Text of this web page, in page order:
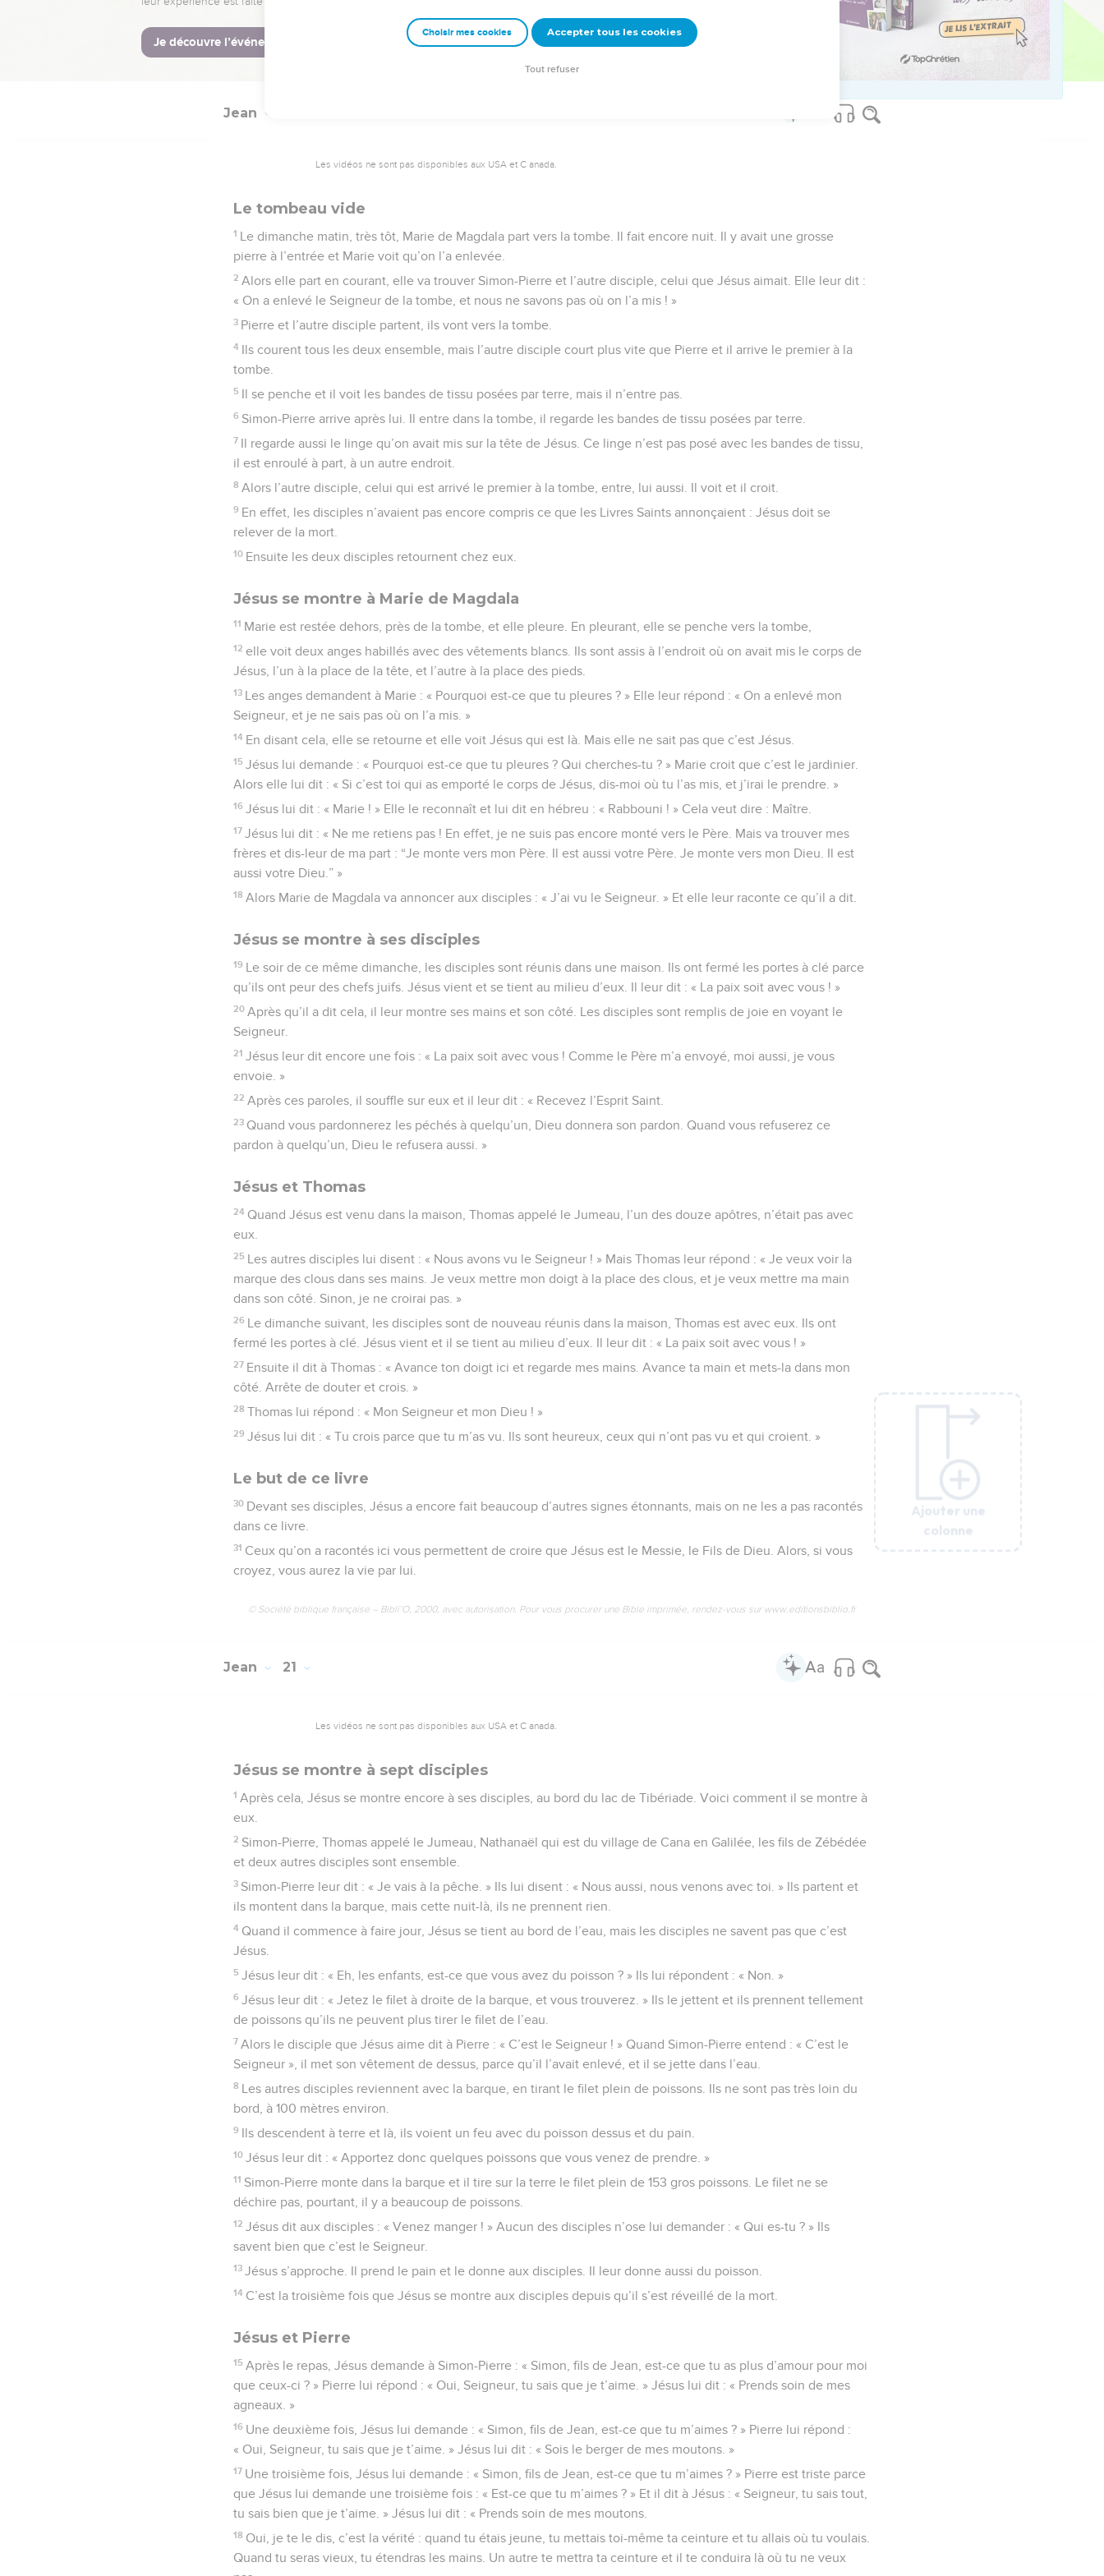
Nicodème mettent Jésus dans cette tombe.
© Société biblique française – Bibli’O, 2000, avec autorisation. Pour vous procurer une Bible imprimée, rendez-vous sur www.editionsbiblio.fr
Ajouter une
colonne
Jean
Les vidéos ne sont pas disponibles aux USA et C anada.
Le tombeau vide
1 Le dimanche matin, très tôt, Marie de Magdala part vers la tombe. Il fait encore nuit. Il y avait une grosse
pierre à l’entrée et Marie voit qu’on l’a enlevée.
2 Alors elle part en courant, elle va trouver Simon-Pierre et l’autre disciple, celui que Jésus aimait. Elle leur dit :
« On a enlevé le Seigneur de la tombe, et nous ne savons pas où on l’a mis ! »
3 Pierre et l’autre disciple partent, ils vont vers la tombe.
4 Ils courent tous les deux ensemble, mais l’autre disciple court plus vite que Pierre et il arrive le premier à la
tombe.
5 Il se penche et il voit les bandes de tissu posées par terre, mais il n’entre pas.
6 Simon-Pierre arrive après lui. Il entre dans la tombe, il regarde les bandes de tissu posées par terre.
7 Il regarde aussi le linge qu’on avait mis sur la tête de Jésus. Ce linge n’est pas posé avec les bandes de tissu,
il est enroulé à part, à un autre endroit.
8 Alors l’autre disciple, celui qui est arrivé le premier à la tombe, entre, lui aussi. Il voit et il croit.
9 En effet, les disciples n’avaient pas encore compris ce que les Livres Saints annonçaient : Jésus doit se
relever de la mort.
10 Ensuite les deux disciples retournent chez eux.
Jésus se montre à Marie de Magdala
11 Marie est restée dehors, près de la tombe, et elle pleure. En pleurant, elle se penche vers la tombe,
12 elle voit deux anges habillés avec des vêtements blancs. Ils sont assis à l’endroit où on avait mis le corps de
Jésus, l’un à la place de la tête, et l’autre à la place des pieds.
13 Les anges demandent à Marie : « Pourquoi est-ce que tu pleures ? » Elle leur répond : « On a enlevé mon
Seigneur, et je ne sais pas où on l’a mis. »
14 En disant cela, elle se retourne et elle voit Jésus qui est là. Mais elle ne sait pas que c’est Jésus.
15 Jésus lui demande : « Pourquoi est-ce que tu pleures ? Qui cherches-tu ? » Marie croit que c’est le jardinier.
Alors elle lui dit : « Si c’est toi qui as emporté le corps de Jésus, dis-moi où tu l’as mis, et j’irai le prendre. »
16 Jésus lui dit : « Marie ! » Elle le reconnaît et lui dit en hébreu : « Rabbouni ! » Cela veut dire : Maître.
17 Jésus lui dit : « Ne me retiens pas ! En effet, je ne suis pas encore monté vers le Père. Mais va trouver mes
frères et dis-leur de ma part : “Je monte vers mon Père. Il est aussi votre Père. Je monte vers mon Dieu. Il est
aussi votre Dieu.” »
18 Alors Marie de Magdala va annoncer aux disciples : « J’ai vu le Seigneur. » Et elle leur raconte ce qu’il a dit.
Jésus se montre à ses disciples
19 Le soir de ce même dimanche, les disciples sont réunis dans une maison. Ils ont fermé les portes à clé parce
qu’ils ont peur des chefs juifs. Jésus vient et se tient au milieu d’eux. Il leur dit : « La paix soit avec vous ! »
20 Après qu’il a dit cela, il leur montre ses mains et son côté. Les disciples sont remplis de joie en voyant le
Seigneur.
21 Jésus leur dit encore une fois : « La paix soit avec vous ! Comme le Père m’a envoyé, moi aussi, je vous
envoie. »
22 Après ces paroles, il souffle sur eux et il leur dit : « Recevez l’Esprit Saint.
23 Quand vous pardonnerez les péchés à quelqu’un, Dieu donnera son pardon. Quand vous refuserez ce
pardon à quelqu’un, Dieu le refusera aussi. »
Jésus et Thomas
24 Quand Jésus est venu dans la maison, Thomas appelé le Jumeau, l’un des douze apôtres, n’était pas avec
eux.
25 Les autres disciples lui disent : « Nous avons vu le Seigneur ! » Mais Thomas leur répond : « Je veux voir la
marque des clous dans ses mains. Je veux mettre mon doigt à la place des clous, et je veux mettre ma main
dans son côté. Sinon, je ne croirai pas. »
26 Le dimanche suivant, les disciples sont de nouveau réunis dans la maison, Thomas est avec eux. Ils ont
fermé les portes à clé. Jésus vient et il se tient au milieu d’eux. Il leur dit : « La paix soit avec vous ! »
27 Ensuite il dit à Thomas : « Avance ton doigt ici et regarde mes mains. Avance ta main et mets-la dans mon
côté. Arrête de douter et crois. »
28 Thomas lui répond : « Mon Seigneur et mon Dieu ! »
29 Jésus lui dit : « Tu crois parce que tu m’as vu. Ils sont heureux, ceux qui n’ont pas vu et qui croient. »
Le but de ce livre
30 Devant ses disciples, Jésus a encore fait beaucoup d’autres signes étonnants, mais on ne les a pas racontés
dans ce livre.
31 Ceux qu’on a racontés ici vous permettent de croire que Jésus est le Messie, le Fils de Dieu. Alors, si vous
croyez, vous aurez la vie par lui.
© Société biblique française – Bibli’O, 2000, avec autorisation. Pour vous procurer une Bible imprimée, rendez-vous sur www.editionsbiblio.fr
Ajouter une
colonne
Jean 21
Les vidéos ne sont pas disponibles aux USA et C anada.
Jésus se montre à sept disciples
1 Après cela, Jésus se montre encore à ses disciples, au bord du lac de Tibériade. Voici comment il se montre à
eux.
2 Simon-Pierre, Thomas appelé le Jumeau, Nathanaël qui est du village de Cana en Galilée, les fils de Zébédée
et deux autres disciples sont ensemble.
3 Simon-Pierre leur dit : « Je vais à la pêche. » Ils lui disent : « Nous aussi, nous venons avec toi. » Ils partent et
ils montent dans la barque, mais cette nuit-là, ils ne prennent rien.
4 Quand il commence à faire jour, Jésus se tient au bord de l’eau, mais les disciples ne savent pas que c’est
Jésus.
5 Jésus leur dit : « Eh, les enfants, est-ce que vous avez du poisson ? » Ils lui répondent : « Non. »
6 Jésus leur dit : « Jetez le filet à droite de la barque, et vous trouverez. » Ils le jettent et ils prennent tellement
de poissons qu’ils ne peuvent plus tirer le filet de l’eau.
7 Alors le disciple que Jésus aime dit à Pierre : « C’est le Seigneur ! » Quand Simon-Pierre entend : « C’est le
Seigneur », il met son vêtement de dessus, parce qu’il l’avait enlevé, et il se jette dans l’eau.
8 Les autres disciples reviennent avec la barque, en tirant le filet plein de poissons. Ils ne sont pas très loin du
bord, à 100 mètres environ.
9 Ils descendent à terre et là, ils voient un feu avec du poisson dessus et du pain.
10 Jésus leur dit : « Apportez donc quelques poissons que vous venez de prendre. »
11 Simon-Pierre monte dans la barque et il tire sur la terre le filet plein de 153 gros poissons. Le filet ne se
déchire pas, pourtant, il y a beaucoup de poissons.
12 Jésus dit aux disciples : « Venez manger ! » Aucun des disciples n’ose lui demander : « Qui es-tu ? » Ils
savent bien que c’est le Seigneur.
13 Jésus s’approche. Il prend le pain et le donne aux disciples. Il leur donne aussi du poisson.
14 C’est la troisième fois que Jésus se montre aux disciples depuis qu’il s’est réveillé de la mort.
Jésus et Pierre
15 Après le repas, Jésus demande à Simon-Pierre : « Simon, fils de Jean, est-ce que tu as plus d’amour pour moi
que ceux-ci ? » Pierre lui répond : « Oui, Seigneur, tu sais que je t’aime. » Jésus lui dit : « Prends soin de mes
agneaux. »
16 Une deuxième fois, Jésus lui demande : « Simon, fils de Jean, est-ce que tu m’aimes ? » Pierre lui répond :
« Oui, Seigneur, tu sais que je t’aime. » Jésus lui dit : « Sois le berger de mes moutons. »
17 Une troisième fois, Jésus lui demande : « Simon, fils de Jean, est-ce que tu m’aimes ? » Pierre est triste parce
que Jésus lui demande une troisième fois : « Est-ce que tu m’aimes ? » Et il dit à Jésus : « Seigneur, tu sais tout,
tu sais bien que je t’aime. » Jésus lui dit : « Prends soin de mes moutons.
18 Oui, je te le dis, c’est la vérité : quand tu étais jeune, tu mettais toi-même ta ceinture et tu allais où tu voulais.
Quand tu seras vieux, tu étendras les mains. Un autre te mettra ta ceinture et il te conduira là où tu ne veux
Ajouter une
colonne
Ajouter une
colonne
Ajouter une
colonne
Choisir mes cookies Accepter tous les cookies
Tout refuser